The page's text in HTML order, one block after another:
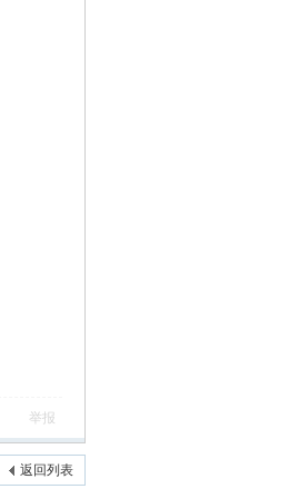
举报
返回列表